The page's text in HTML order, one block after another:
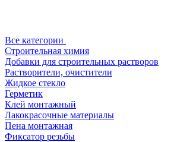
Все категории
Строительная химия
Добавки для строительных растворов
Растворители, очистители
Жидкое стекло
Герметик
Клей монтажный
Лакокрасочные материалы
Пена монтажная
Фиксатор резьбы